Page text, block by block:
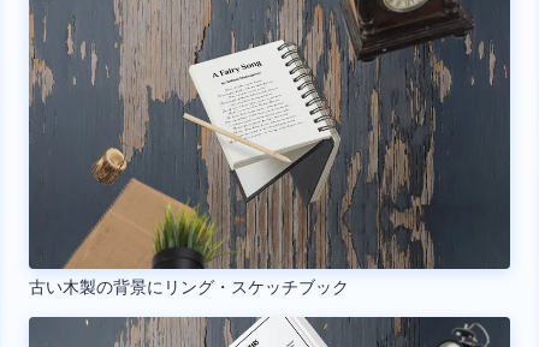
古い木製の背景にリング・スケッチブック